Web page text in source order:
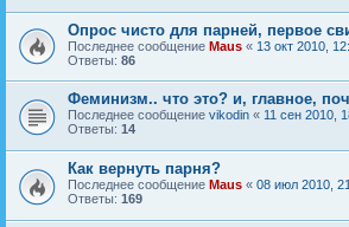
Опрос чисто для парней, первое
Последнее сообщение Maus « 13 окт 2010,
Ответы: 86
Феминизм.. что это? и, главное,
Последнее сообщение vikodin « 11 сен 2010,
Ответы: 14
Как вернуть парня?
Последнее сообщение Maus « 08 июл 2010,
Ответы: 169